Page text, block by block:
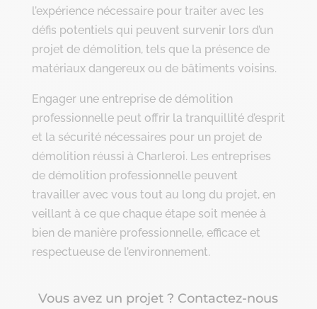
l’expérience nécessaire pour traiter avec les
défis potentiels qui peuvent survenir lors d’un
projet de démolition, tels que la présence de
matériaux dangereux ou de bâtiments voisins.
Engager une entreprise de démolition
professionnelle peut offrir la tranquillité d’esprit
et la sécurité nécessaires pour un projet de
démolition réussi à Charleroi. Les entreprises
de démolition professionnelle peuvent
travailler avec vous tout au long du projet, en
veillant à ce que chaque étape soit menée à
bien de manière professionnelle, efficace et
respectueuse de l’environnement.
Vous avez un projet ? Contactez-nous